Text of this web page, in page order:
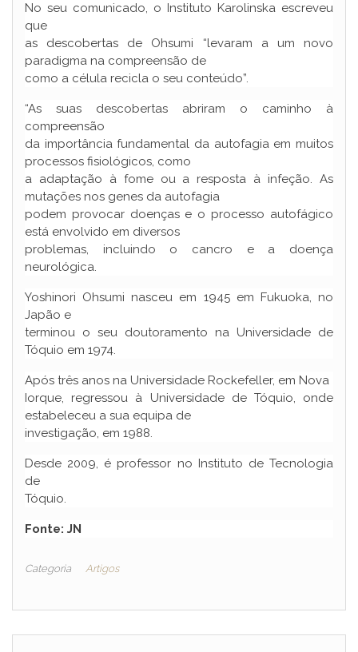
No seu comunicado, o Instituto Karolinska escreveu
que
as descobertas de Ohsumi “levaram a um novo
paradigma na compreensão de
como a célula recicla o seu conteúdo”.
“As suas descobertas abriram o caminho à
compreensão
da importância fundamental da autofagia em muitos
processos fisiológicos, como
a adaptação à fome ou a resposta à infeção. As
mutações nos genes da autofagia
podem provocar doenças e o processo autofágico
está envolvido em diversos
problemas, incluindo o cancro e a doença
neurológica.
Yoshinori Ohsumi nasceu em 1945 em Fukuoka, no
Japão e
terminou o seu doutoramento na Universidade de
Tóquio em 1974.
Após três anos na Universidade Rockefeller, em Nova
Iorque, regressou à Universidade de Tóquio, onde
estabeleceu a sua equipa de
investigação, em 1988.
Desde 2009, é professor no Instituto de Tecnologia
de
Tóquio.
Fonte: JN
Categoria Artigos